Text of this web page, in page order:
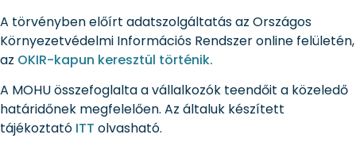
A törvényben előírt adatszolgáltatás az Országos
Környezetvédelmi Információs Rendszer online felületén,
az OKIR-kapun keresztül történik.
A MOHU összefoglalta a vállalkozók teendőit a közeledő
határidőnek megfelelően. Az általuk készített
tájékoztató ITT olvasható.